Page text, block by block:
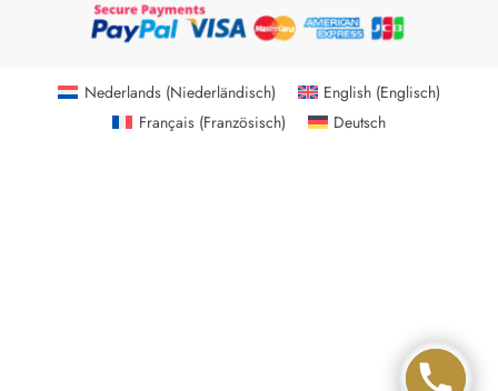
Nederlands(Niederländisch) English (Englisch)
Français(Französisch) Deutsch